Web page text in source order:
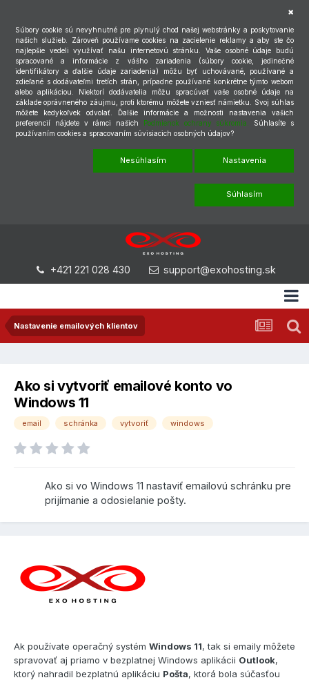
Súbory cookie sú nevyhnutné pre plynulý chod našej webstránky a poskytovanie
našich služieb. Zároveň používame cookies na zacielenie reklamy a aby ste čo
najlepšie vedeli využívať našu internetovú stránku. Vaše osobné údaje budú
spracované a informácie z vášho zariadenia (súbory cookie, jedinečné
identifikátory a ďalšie údaje zariadenia) môžu byť uchovávané, používané a
zdieľané s dodávateľmi tretích strán, prípadne používané konkrétne týmto webom
alebo aplikáciou. Niektorí dodávatelia môžu spracúvať vaše osobné údaje na
základe oprávneného záujmu, proti ktorému môžete vzniesť námietku. Svoj súhlas
môžete kedykoľvek odvolať. Ďalšie informácie a možnosti nastavenia vašich
preferencií nájdete v rámci našich Podmienok ochrany súkromia.
Súhlasíte s
používaním cookies a spracovaním súvisiacich osobných údajov?
Nesúhlasím Nastavenia
Súhlasím
+421 221 028 430 support@exohosting.sk
Nastavenie emailových klientov
Ako si vytvoriť emailové konto vo
Windows 11
email schránka vytvoriť windows
Ako si vo Windows 11 nastaviť emailovú schránku pre
prijímanie a odosielanie pošty.
Ak používate operačný systém Windows 11, tak si emaily môžete
spravovať aj priamo v bezplatnej Windows aplikácii Outlook,
ktorý nahradil bezplatnú aplikáciu Pošta, ktorá bola súčasťou